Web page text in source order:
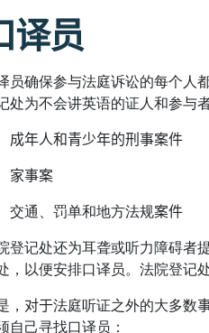
译员
员确保参与法庭诉讼的每个人
处为不会讲英语的证人和参与
成年人和青少年的刑事案件
家事案
交通、罚单和地方法规案件
登记处还为耳聋或听力障碍者
，以便安排口译员。法院登记
， 对于法庭听证之外的大多数
自己寻找口译员：